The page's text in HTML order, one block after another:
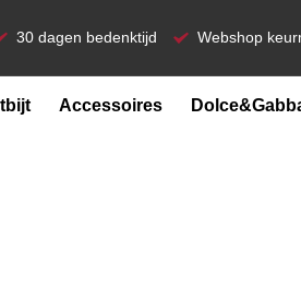
30 dagen bedenktijd Webshop
Accessoires